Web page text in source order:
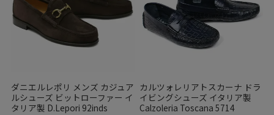
ダニエルレポリ メンズ カジュア
ルシューズ ビットローファー イ
タリア製 D.Lepori 92inds
カルツォレリアトスカーナ ドラ
イビングシューズ イタリア製
Calzoleria Toscana 5714